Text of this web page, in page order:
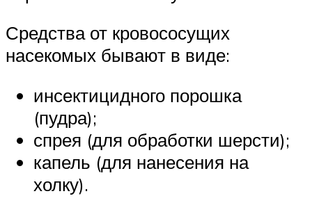
Средства от кровососущих
насекомых бывают в виде:
инсектицидного порошка
(пудра);
спрея (для обработки шерсти);
капель (для нанесения на
холку).